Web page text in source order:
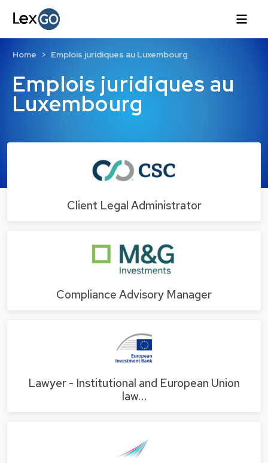
Emplois juridiques au
Luxembourg
Home Emplois juridiques au Luxembourg
Client Legal Administrator
Compliance Advisory Manager
Lawyer - Institutional and European Union
law…